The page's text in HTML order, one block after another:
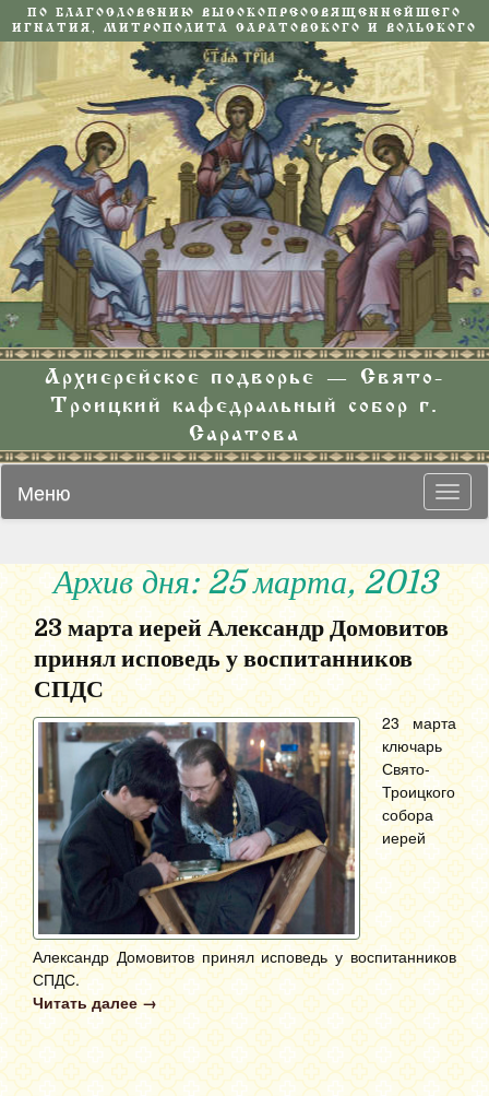
ПО БЛАГОСЛОВЕНИЮ ВЫСОКОПРЕОСВЯЩЕННЕЙШЕГО
ИГНАТИЯ, МИТРОПОЛИТА САРАТОВСКОГО И ВОЛЬСКОГО
Архиерейское подворье — Свято-
Троицкий кафедральный собор г.
Саратова
Меню
Архив дня: 25 марта, 2013
23 марта иерей Александр Домовитов
принял исповедь у воспитанников
СПДС
23 марта
ключарь
Свято-
Троицкого
собора
иерей
Александр Домовитов принял исповедь у воспитанников
СПДС.
Читать далее→